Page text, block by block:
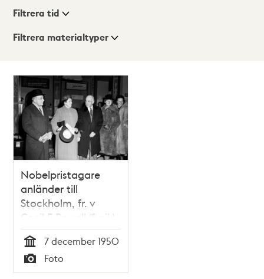
Visningsläge
Lista
Karta
Filtrera tid
Filtrera materialtyper
träffar
Nobelpristagare
anländer till
Stockholm, fr. v
Cecil F Powell (fysik)
och Edward Calvin
Kendall (fysiologi
och medicin)
Tid
7 december 1950
Typ
Foto